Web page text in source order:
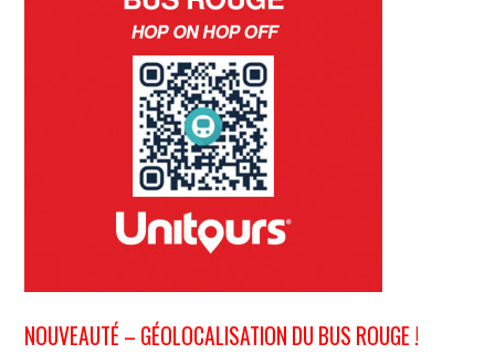
NOUVEAUTÉ – GÉOLOCALISATION DU BUS ROUGE !